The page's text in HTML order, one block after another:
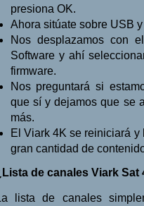
presiona OK.
Ahora sitúate sobre USB
Nos desplazamos con
Software y ahí
firmware.
Nos preguntará si
que sí y dejamos que se
más.
El Viark 4K se reiniciará
gran cantidad de
de canales Viark Sat
lista de canales